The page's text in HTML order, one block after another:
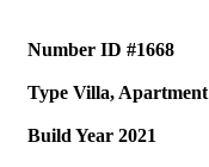
Number ID #1668
Type Villa, Apartment
Build Year 2021